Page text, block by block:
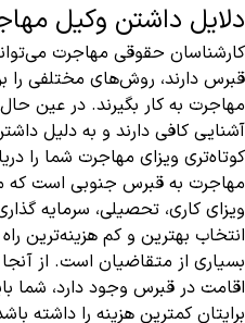
دلایل داشتن وکیل
کارشناسان حقوقی مهاجرت
قبرس دارند، روش‌های مختلفی را
مهاجرت به کار بگیرند. در عین
آشنایی کافی دارند و به دلیل
کوتاه‌تری ویزای مهاجرت شما را
مهاجرت به قبرس جنوبی است که
ویزای کاری، تحصیلی، سرمایه
انتخاب بهترین و کم هزینه‌ترین
بسیاری از متقاضیان است. از
اقامت در قبرس وجود دارد، شما
برایتان کمترین هزینه را داشته